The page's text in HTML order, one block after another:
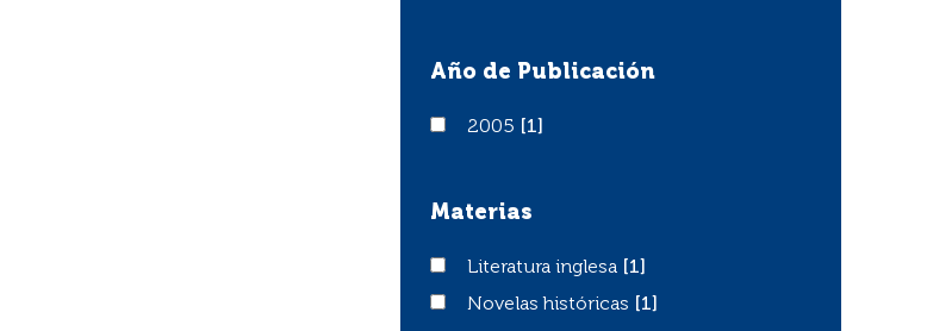
Año de Publicación
20052005 [1]
Materias
Literatura inglesa
Literatura inglesa
[1]
Novelas históricas
Novelas históricas [1]